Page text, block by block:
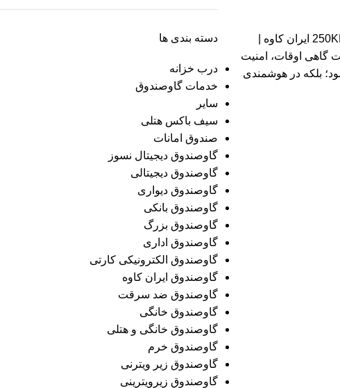
گاوصندوق مدل 250KRM Sleep ایران کاوه |
گاهی اوقات، امنیت
بلکه در هوشمندی
دسته بندی ها
درب خزانه
خدمات گاوصندوق
سایر
سیف باکس هتلی
صندوق امانات
گاوصندوق دیجیتال نسوز
گاوصندوق دیجیتالی
گاوصندوق دیواری
گاوصندوق بانکی
گاوصندوق بزرگ
گاوصندوق اداری
گاوصندوق الکترونیکی کارتی
گاوصندوق ایران کاوه
گاوصندوق ضد سرقت
گاوصندوق خانگی
گاوصندوق خانگی و هتلی
گاوصندوق خرم
گاوصندوق زیر ویترنی
گاوصندوق زیرویترینی